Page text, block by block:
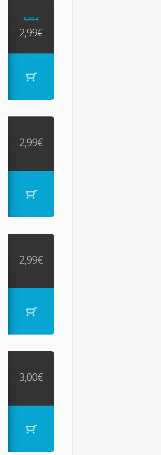
5,99 €
2,99€
2,99€
2,99€
3,00€